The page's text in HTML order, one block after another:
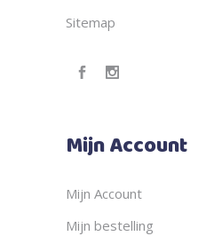
Sitemap
Mijn Account
Mijn Account
Mijn bestelling